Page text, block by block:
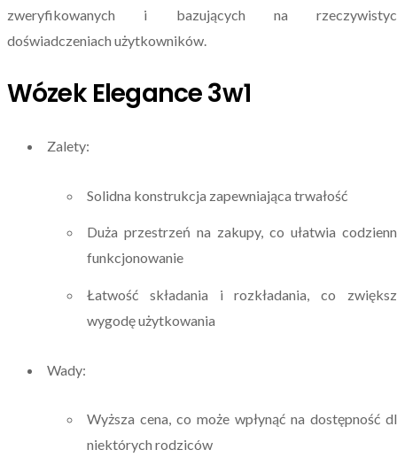
zweryfikowanych i bazujących na
doświadczeniach użytkowników.
Wózek Elegance 3w1
Zalety:
Solidna konstrukcja zapewniająca trwałość
Duża przestrzeń na zakupy, co ułatwia
funkcjonowanie
Łatwość składania i rozkładania, co
wygodę użytkowania
Wady:
Wyższa cena, co może wpłynąć na dostępność
niektórych rodziców